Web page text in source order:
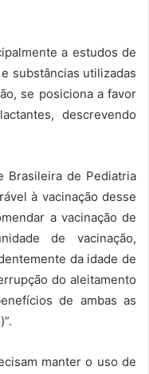
a estudos de
substâncias utilizadas
se posiciona a favor
descrevendo
Brasileira de Pediatria
à vacinação desse
a vacinação de
de vacinação,
da idade de
do aleitamento
de ambas as
manter o uso de